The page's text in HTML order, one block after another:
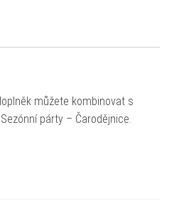
můžete kombinovat s
párty – Čarodějnice.